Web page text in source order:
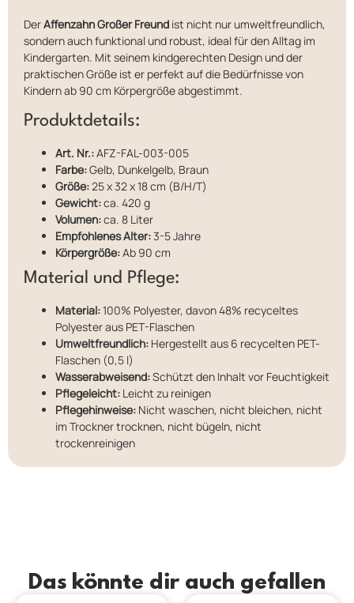
DerAffenzahn Großer Freund ist nicht nur umweltfreundlich,
sondern auch funktional und robust, ideal für den Alltag im
Kindergarten. Mit seinem kindgerechten Design und der
praktischen Größe ist er perfekt auf die Bedürfnisse von
Kindern ab 90 cm Körpergröße abgestimmt.
Produktdetails:
Art. Nr.:AFZ-FAL-003-005
Farbe:Gelb, Dunkelgelb, Braun
Größe:25 x 32 x 18 cm (B/H/T)
Gewicht:ca. 420 g
Volumen:ca. 8 Liter
Empfohlenes Alter:3-5 Jahre
Körpergröße:Ab 90 cm
Material und Pflege:
Material:100% Polyester, davon 48% recyceltes
Polyester aus PET-Flaschen
Umweltfreundlich: Hergestellt aus 6 recycelten PET-
Flaschen (0,5 l)
Wasserabweisend:Schützt den Inhalt vor Feuchtigkeit
Pflegeleicht: Leicht zu reinigen
Pflegehinweise: Nicht waschen, nicht bleichen, nicht
im Trockner trocknen, nicht bügeln, nicht
trockenreinigen
Das könnte dir auch gefallen